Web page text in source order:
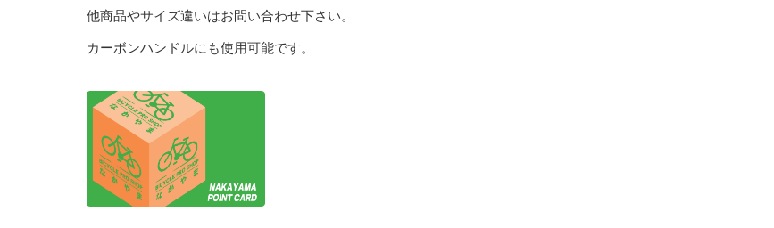
他商品やサイズ違いはお問い合わせ下さい。
カーボンハンドルにも使用可能です。